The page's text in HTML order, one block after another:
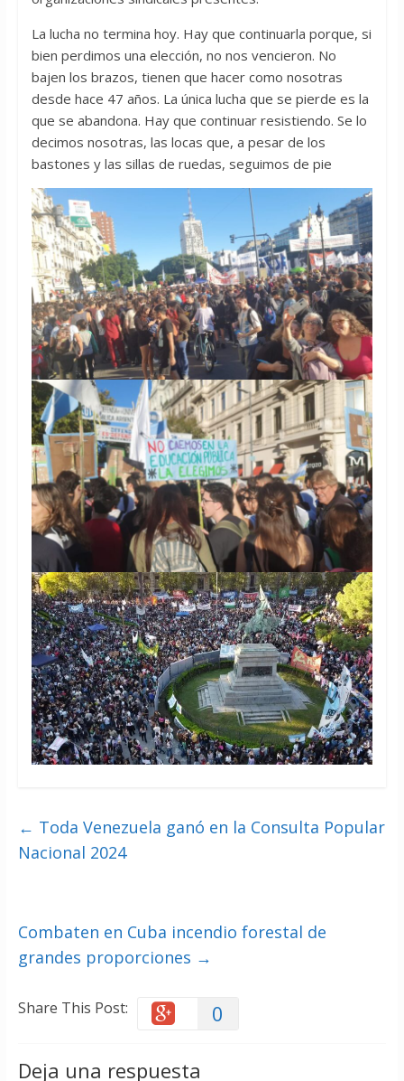
La lucha no termina hoy. Hay que continuarla porque, si
bien perdimos una elección, no nos vencieron. No
bajen los brazos, tienen que hacer como nosotras
desde hace 47 años. La única lucha que se pierde es la
que se abandona. Hay que continuar resistiendo. Se lo
decimos nosotras, las locas que, a pesar de los
bastones y las sillas de ruedas, seguimos de pie
← Toda Venezuela ganó en la Consulta Popular
Nacional 2024
Combaten en Cuba incendio forestal de
grandes proporciones →
Share This Post: 0
Deja una respuesta